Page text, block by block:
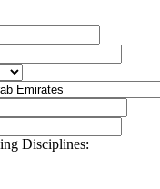
Disciplines: